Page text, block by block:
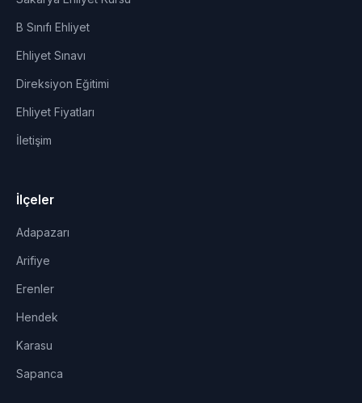
B Sınıfı Ehliyet
Ehliyet Sınavı
Direksiyon Eğitimi
Ehliyet Fiyatları
İletişim
İlçeler
Adapazarı
Arifiye
Erenler
Hendek
Karasu
Sapanca